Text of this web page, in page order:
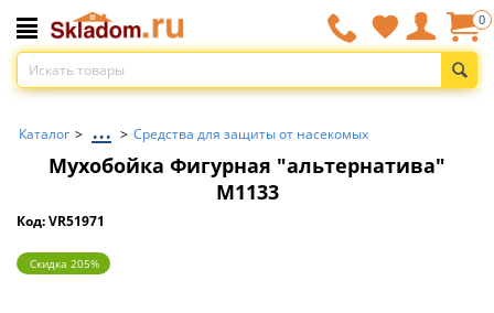
0
Каталог > ... > Средства для защиты от насекомых
Мухобойка Фигурная "альтернатива"
М1133
Код: VR51971
Скидка 205%